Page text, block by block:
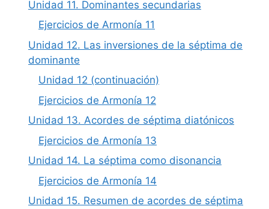
Unidad 11. Dominantes secundarias
Ejercicios de Armonía 11
Unidad 12. Las inversiones de la séptima de
dominante
Unidad 12 (continuación)
Ejercicios de Armonía 12
Unidad 13. Acordes de séptima diatónicos
Ejercicios de Armonía 13
Unidad 14. La séptima como disonancia
Ejercicios de Armonía 14
Unidad 15. Resumen de acordes de séptima